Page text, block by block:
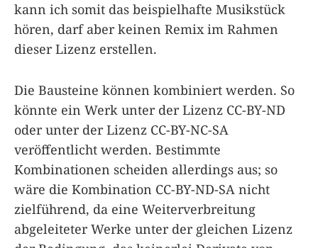
kann ich somit das beispielhafte Musikstück
hören, darf aber keinen Remix im Rahmen
dieser Lizenz erstellen.
Die Bausteine können kombiniert werden. So
könnte ein Werk unter der Lizenz CC-BY-ND
oder unter der Lizenz CC-BY-NC-SA
veröffentlicht werden. Bestimmte
Kombinationen scheiden allerdings aus; so
wäre die Kombination CC-BY-ND-SA nicht
zielführend, da eine Weiterverbreitung
abgeleiteter Werke unter der gleichen Lizenz